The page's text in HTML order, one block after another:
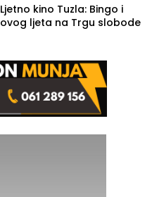
Ljetno kino Tuzla: Bingo i
ovog ljeta na Trgu slobode